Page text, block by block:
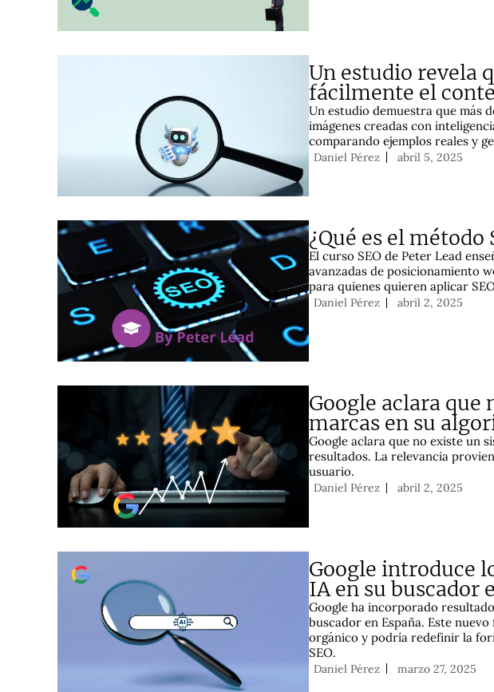
Un estudio revela
fácilmente el
Un estudio demuestra que más
imágenes creadas con
comparando ejemplos reales y
Daniel Pérez abril 5, 2025
¿Qué es el método
El curso SEO de Peter Lead
avanzadas de posicionamiento
para quienes quieren aplicar
Daniel Pérez abril 2, 2025
Google aclara que
marcas en su
Google aclara que no existe un
resultados. La relevancia
usuario.
Daniel Pérez abril 2, 2025
Google introduce
IA en su buscador
Google ha incorporado
buscador en España. Este
orgánico y podría redefinir la
SEO.
Daniel Pérez marzo 27, 2025